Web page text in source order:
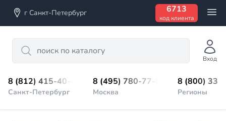
г Санкт-Петербург 6713
код клиента
Search
Вход
8 (812) 415-40-45
Санкт-Петербург
8 (495) 780-77-98
Москва
8 (800)
Регионы